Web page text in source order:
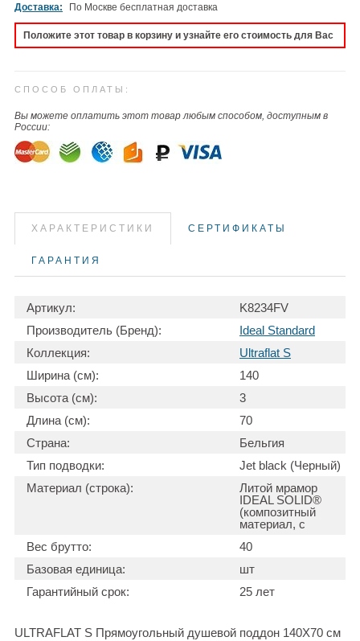
Доставка: По Москве бесплатная доставка
Положите этот товар в корзину и узнайте его стоимость для Вас
СПОСОБ ОПЛАТЫ:
Вы можете оплатить этот товар любым способом, доступным в
России:
ХАРАКТЕРИСТИКИ СЕРТИФИКАТЫ
ГАРАНТИЯ
Артикул:
K8234FV
Производитель (Бренд):
Ideal Standard
Коллекция:
Ultraflat S
Ширина (см):
140
Высота (см):
3
Длина (см):
70
Страна:
Бельгия
Тип подводки:
Jet black (Черный)
Материал (строка):
Литой мрамор
IDEAL SOLID®
(композитный
материал, с
Вес брутто:
40
Базовая единица:
шт
Гарантийный срок:
25 лет
ULTRAFLAT S Прямоугольный душевой поддон 140X70 см